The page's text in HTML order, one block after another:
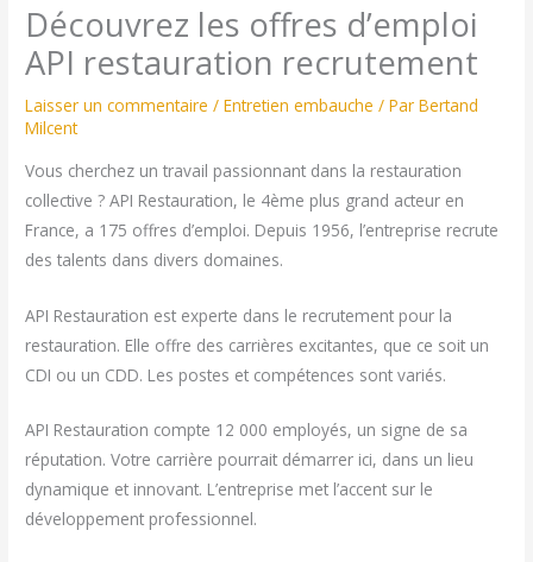
Découvrez les offres d’emploi
API restauration recrutement
Laisser un commentaire /Entretien embauche / ParBertand
Milcent
Vous cherchez un travail passionnant dans la restauration
collective ? API Restauration, le 4ème plus grand acteur en
France, a 175 offres d’emploi. Depuis 1956, l’entreprise recrute
des talents dans divers domaines.
API Restauration est experte dans le recrutement pour la
restauration. Elle offre des carrières excitantes, que ce soit un
CDI ou un CDD. Les postes et compétences sont variés.
API Restauration compte 12 000 employés, un signe de sa
réputation. Votre carrière pourrait démarrer ici, dans un lieu
dynamique et innovant. L’entreprise met l’accent sur le
développement professionnel.